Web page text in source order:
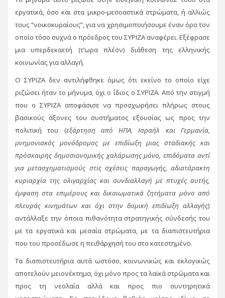
εργατικά, όσο και στα μικρο-μεσοαστικά στρώματα, ή αλλιώς
τους “νοικοκυραίους”, για να χρησιμοποιήσουμε έναν όρο τον
οποίο τόσο συχνά ο πρόεδρος του ΣΥΡΙΖΑ αναφέρει. Εξέφρασε
μια υπερδεκαετή (τ’ωρα πλέον) διάθεση της ελληνικής
κοινωνίας για αλλαγή.
Ο ΣΥΡΙΖΑ δεν αντιλήφθηκε όμως ότι εκείνο το οποίο είχε
ριζώσει ήταν το μήνυμα, όχι ο ίδιος ο ΣΥΡΙΖΑ. Από την στιγμή
που ο ΣΥΡΙΖΑ αποφάσισε να προσχωρήσει πλήρως στους
βασικούς άξονες του συστήματος εξουσίας ως προς την
πολιτική του (εξάρτηση από ΗΠΑ, Ισραήλ και Γερμανία,
μνημονιακός μονόδρομος με επιδίωξη μιας σταδιακής και
πρόσκαιρης δημοσιονομικής χαλάρωσης μόνο, επιδόματα αντί
για μετασχηματισμούς στις σχέσεις παραγωγής, αδιατάρακτη
κυριαρχία της ολιγαρχίας και συνδιαλλαγή με πτυχές αυτής,
έμφαση στα επιμέρους και δικαιωματικά ζητήματα μόνο από
πλευράς κινημάτων και όχι στην δομική επιδίωξη αλλαγής)
αντάλλαξε την όποια πιθανότητα στρατηγικής σύνδεσής του
με τα εργατικά και μεσαία στρώματα, με τα διαπιστευτήρια
που του προσέδωσε η πειθάρχησή του στο κατεστημένο.
Τα διαπιστευτήρια αυτά ωστόσο, κοινωνικώς και εκλογικώς
αποτελούν μειονέκτημα, όχι μόνο προς τα λαϊκά στρώματα και
προς τη νεολαία αλλά και προς πιο συντηρητικά